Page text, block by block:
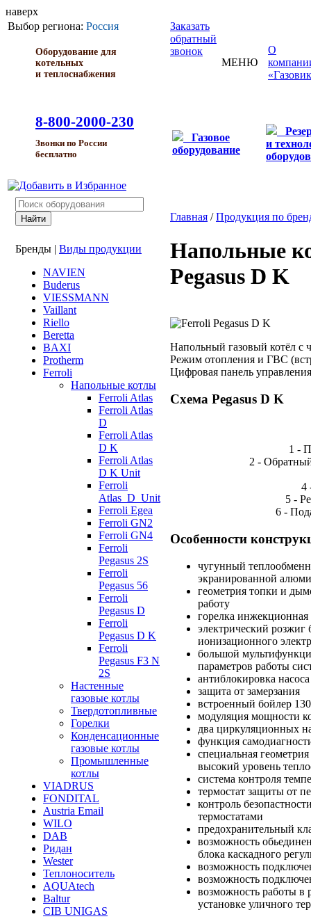
наверх
Выбор региона: Россия
Оборудование для
котельных
и теплоснабжения
8-800-2000-230
Звонки по России
бесплатно
Заказать
обратный
звонок
МЕНЮ
О
Газовое
оборудование
и
Бренды | Виды продукции
NAVIEN
Buderus
VIESSMANN
Vaillant
Riello
Beretta
BAXI
Protherm
Ferroli
Напольные котлы
Ferroli Atlas
Ferroli Atlas
D
Ferroli Atlas
D K
Ferroli Atlas
D K Unit
Ferroli
Atlas_D_Unit
Ferroli Egea
Ferroli GN2
Ferroli GN4
Ferroli
Pegasus 2S
Ferroli
Pegasus 56
Ferroli
Pegasus D
Ferroli
Pegasus D K
Ferroli
Pegasus F3 N
2S
Настенные
газовые котлы
Твердотопливные
Горелки
Конденсационные
газовые котлы
Промышленные
котлы
VIADRUS
FONDITAL
Austria Email
WILO
DAB
Ридан
Wester
Теплоноситель
AQUAtech
Baltur
CIB UNIGAS
Главная /Продукция по
Напольные
Pegasus D K
Напольный газовый котёл с
Режим отопления и ГВС
Цифровая панель управления
Схема Pegasus D K
1 -
2 -
4
5 -
6 -
Особенности
чугунный
экранированной
геометрия топки и
работу
горелка
электрический розжиг
ионизационного
большой
параметров работы
антиблокировка
защита от замерзания
встроенный бойлер
модуляция мощности
два циркуляционных
функция
специальная
высокий уровень
система контроля
термостат защиты от
контроль
термостатами
предохранительный
возможность
блока каскадного
возможность
возможность
возможность работы
установке уличного